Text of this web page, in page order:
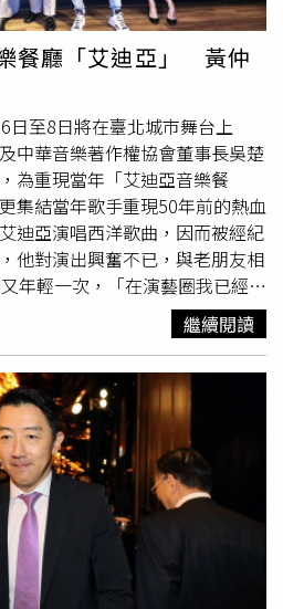
台北公館Classroom（原東南亞
，現場匯聚影視產業人士、公益
人，共同見證扶輪社成立九個月
座獎項，獎勵行善不遺餘力的影
、丁寧、今子嫣、洪毓璟、黃鐙
姜閎韻、姜寧導演，以及電影發
，影人謝淑麗、張凱翔，
位影視文化界人士到場支持，展
作的凝聚力與向心力。楊貴媚昨
事公益不遺餘力的丁寧與葉天倫
提供）葉天倫導演表示，台北電
立以來，始終秉持「結合影視專
短短九個月內已完成十二場國片
百人次觀影，希望透過實際行動
時，扶輪社也完成董氏基金會老
以影像專業投入社會公益議題。
由晴天影像與台北電影人扶輪社
術大賞」，期盼打造屬於台灣影
多優秀演員與藝術工作者被社會
賞就特別頒發「真善美大賞」給
演藝領域的傑出表現，以及持續
務，二十年來毫不間歇。今年獎
製作的「百事百合」全瓷座，以
餐廳「艾迪亞」 黃仲
日至8日將在臺北城市舞台上
中華音樂著作權協會董事長吳楚
為重現當年「艾迪亞音樂餐
集結當年歌手重現50年前的熱血
迪亞演唱西洋歌曲，因而被經紀
他對演出興奮不已，與老朋友相
年輕一次，「在演藝圈我已經算
像頑皮的小弟弟。」現在的忠孝
頂好商圈，在1970年代曾是一
一家音樂餐廳「艾迪亞」，在戒
合唱歌的時代下，一群充滿理想
表達人生。當時才22歲的
樂的愛好，以20萬元頂下艾迪
牽起婚姻緣份。導演賴聲川、
樂著作權協會董事長吳楚楚。
，賴聲川也是在艾迪亞表演時，
在的夫人丁乃竺認識，賴聲川恍
迪亞是婚姻介紹所。」中華音樂
感動「艾迪亞」的號召力，「五
繼續閱讀